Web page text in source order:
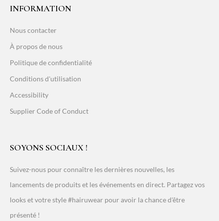
INFORMATION
Nous contacter
À propos de nous
Politique de confidentialité
Conditions d'utilisation
Accessibility
Supplier Code of Conduct
SOYONS SOCIAUX !
Suivez-nous pour connaître les dernières nouvelles, les
lancements de produits et les événements en direct. Partagez vos
looks et votre style #hairuwear pour avoir la chance d'être
présenté !